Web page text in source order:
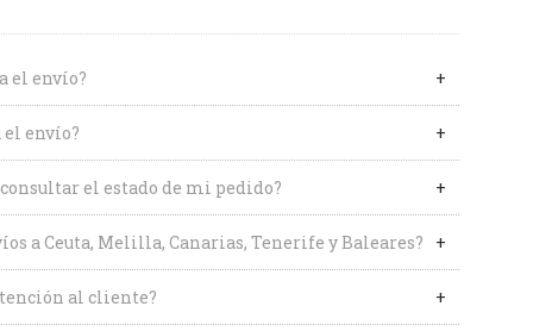
el envío?
el envío?
consultar el estado de mi pedido?
a Ceuta, Melilla, Canarias, Tenerife y Baleares?
al cliente?